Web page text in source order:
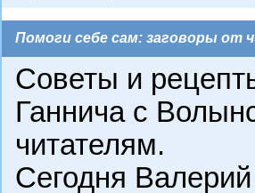
Помоги себе сам: заговоры от
Советы и
Ганнича с
читателям.
Сегодня